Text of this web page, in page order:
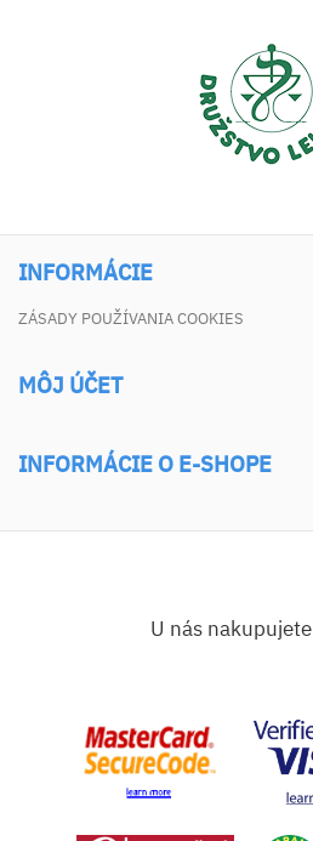
INFORMÁCIE
ZÁSADY POUŽÍVANIA COOKIES
MÔJ ÚČET
INFORMÁCIE O E-SHOPE
U nás nakupujete